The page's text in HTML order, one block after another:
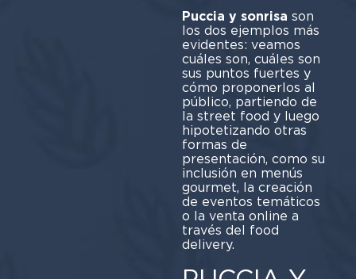
Puccia y sonrisa son
los dos ejemplos más
evidentes: veamos
cuáles son, cuáles son
sus puntos fuertes y
cómo proponerlos al
público, partiendo de
la street food y luego
hipotetizando otras
formas de
presentación, como su
inclusión en menús
gourmet, la creación
de eventos temáticos
o la venta online a
través del food
delivery.